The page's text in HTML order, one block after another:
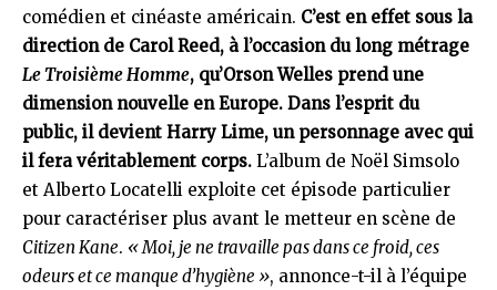
comédien et cinéaste américain. C’est en effet sous la
direction de Carol Reed, à l’occasion du long métrage
Le Troisième Homme, qu’Orson Welles prend une
dimension nouvelle en Europe. Dans l’esprit du
public, il devient Harry Lime, un personnage avec qui
il fera véritablement corps. L’album de Noël Simsolo
et Alberto Locatelli exploite cet épisode particulier
pour caractériser plus avant le metteur en scène de
Citizen Kane. « Moi, je ne travaille pas dans ce froid, ces
odeurs et ce manque d’hygiène », annonce-t-il à l’équipe